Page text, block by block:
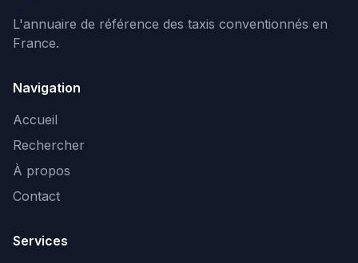
L'annuaire de référence des taxis conventionnés en
France.
Navigation
Accueil
Rechercher
À propos
Contact
Services